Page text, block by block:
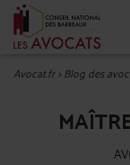
Avocat.fr>Blog des